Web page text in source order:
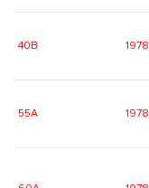
40B 1978
55A 1978